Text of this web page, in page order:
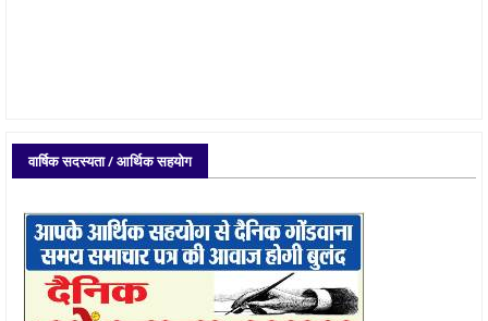
वार्षिक सदस्यता / आर्थिक सहयोग